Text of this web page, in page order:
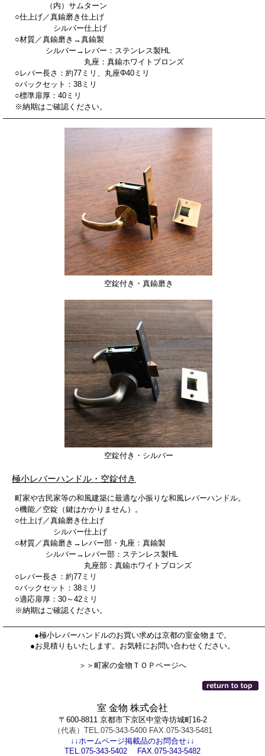
（内）サムターン
○仕上げ／真鍮磨き仕上げ
シルバー仕上げ
○材質／真鍮磨き→真鍮製
シルバー→レバー：ステンレス製HL
丸座：真鍮ホワイトブロンズ
○レバー長さ：約77ミリ、丸座Φ40ミリ
○バックセット：38ミリ
○標準扉厚：40ミリ
※納期はご確認ください。
空錠付き・真鍮磨き
空錠付き・シルバー
極小レバーハンドル・空錠付き
町家や古民家等の和風建築に最適な小振りな和風レバーハンドル。
○機能／空錠（鍵はかかりません）。
○仕上げ／真鍮磨き仕上げ
シルバー仕上げ
○材質／真鍮磨き→レバー部・丸座：真鍮製
シルバー→レバー部：ステンレス製HL
丸座部：真鍮ホワイトブロンズ
○レバー長さ：約77ミリ
○バックセット：38ミリ
○適応扉厚：30～42ミリ
※納期はご確認ください。
●極小レバーハンドルのお買い求めは京都の室金物まで。
●お見積りもいたします。お気軽にお問い合わせください。
＞＞町家の金物ＴＯＰページへ
室 金物 株式会社
〒600-8811 京都市下京区中堂寺坊城町16-2
（代表）TEL.075-343-5400 FAX.075-343-5481
↓↓ホームページ掲載品のお問合せ↓↓
TEL.075-343-5402 FAX.075-343-5482